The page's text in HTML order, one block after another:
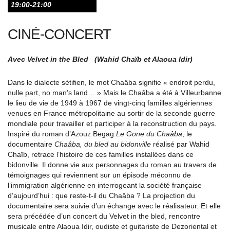
19:00-21:00
CINÉ-CONCERT
Avec Velvet in the Bled (Wahid Chaïb et Alaoua Idir)
Dans le dialecte sétifien, le mot Chaâba signifie « endroit perdu,
nulle part, no man’s land… » Mais le Chaâba a été à Villeurbanne
le lieu de vie de 1949 à 1967 de vingt-cinq familles algériennes
venues en France métropolitaine au sortir de la seconde guerre
mondiale pour travailler et participer à la reconstruction du pays.
Inspiré du roman d’Azouz Begag Le Gone du Chaâba , le
documentaire Chaâba, du bled au bidonville réalisé par Wahid
Chaïb, retrace l’histoire de ces familles installées dans ce
bidonville. Il donne vie aux personnages du roman au travers de
témoignages qui reviennent sur un épisode méconnu de
l’immigration algérienne en interrogeant la société française
d’aujourd’hui : que reste-t-il du Chaâba ? La projection du
documentaire sera suivie d’un échange avec le réalisateur. Et elle
sera précédée d’un concert du Velvet in the bled, rencontre
musicale entre Alaoua Idir, oudiste et guitariste de Dezoriental et